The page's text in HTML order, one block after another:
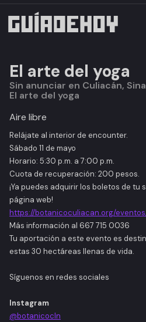
El arte del yoga
Sin anunciar en Culiacán,
El arte del yoga
Aire libre
Relájate al interior de encounter.
Sábado 11 de mayo
Horario: 5:30 p.m. a 7:00 p.m.
Cuota de recuperación: 200 pesos.
¡Ya puedes adquirir los boletos de
página web!
https://botanicoculiacan.org/
Más información al 667 715 0036
Tu aportación a este evento es
estas 30 hectáreas llenas de vida.
Síguenos en redes sociales
Instagram
@botanicocln